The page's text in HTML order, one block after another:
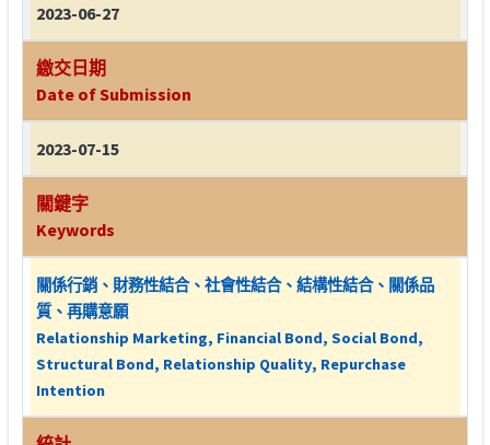
2023-06-27
繳交日期
Date of Submission
2023-07-15
關鍵字
Keywords
關係行銷、財務性結合、社會性結合、結構性結合、關係品
質、再購意願
Relationship Marketing, Financial Bond, Social Bond,
Structural Bond, Relationship Quality, Repurchase
Intention